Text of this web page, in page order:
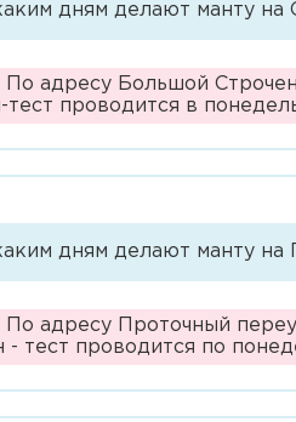
дням делают манту на
По адресу Большой
тест проводится в
дням делают манту на
По адресу Проточный
- тест проводится по